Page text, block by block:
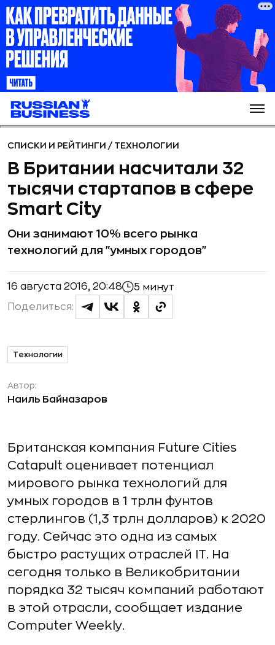
СПИСКИ И РЕЙТИНГИ / ТЕХНОЛОГИИ
В Британии насчитали 32
тысячи стартапов в сфере
Smart City
Они занимают 10% всего рынка
технологий для "умных городов"
16 августа 2016, 20:48 5 минут
Поделиться:
Технологии
Автор:
Наиль Байназаров
Британская компания Future Cities
Catapult оценивает потенциал
мирового рынка технологий для
умных городов в 1 трлн фунтов
стерлингов (1,3 трлн долларов) к 2020
году. Сейчас это одна из самых
быстро растущих отраслей IT. На
сегодня только в Великобритании
порядка 32 тысяч компаний работают
в этой отрасли, сообщает издание
Computer Weekly.